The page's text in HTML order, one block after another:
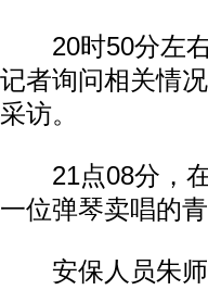
20时50分左右
记者询问相关情
采访。
21点08分，在
一位弹琴卖唱的
安保人员朱师